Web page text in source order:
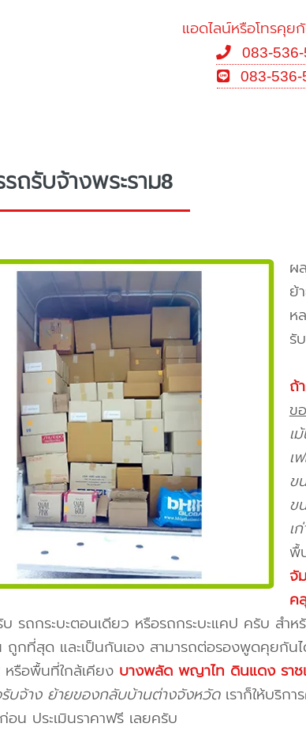
แอดไลน์หรือโทรคุย
083-536-
083-536-
ถรับจ้างพระราม8
ผ
ย้
ห
รั
ถ้
ข
เ
เ
ข
ข
เ
พื้
จั
ค
รถกระบะตอนเดียว หรือรถกระบะแคป ครับ สำห
ถูกที่สุด และเป็นกันเอง สามารถต่อรองพูดคุยกัน
หรือพื้นที่ใกล้เคียง บางพลัด พญาไท ดินแดง ราช
บจ้าง ย้ายของกลับบ้านต่างจังหวัดเราก็ให้บริกา
น ประเมินราคาฟรี เลยครับ